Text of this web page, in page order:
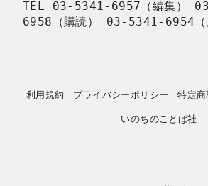
TEL 03-5341-6957（編集）
6958（購読） 03-5341-6954（
利用規約 プライバシーポリシー
特定
いのちのことば社